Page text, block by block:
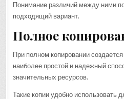
Понимание различий между ними
подходящий вариант.
Полное
При полном копировании
наиболее простой и надежный
значительных ресурсов.
Такие копии удобно использовать